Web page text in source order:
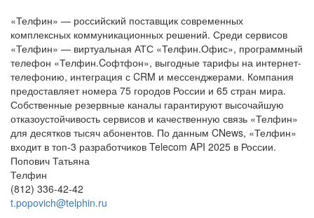
«Телфин» — российский поставщик современных
комплексных коммуникационных решений. Среди сервисов
«Телфин» — виртуальная АТС «Телфин.Офис», программный
телефон «Телфин.Cофтфон», выгодные тарифы на интернет-
телефонию, интеграция с CRM и мессенджерами. Компания
предоставляет номера 75 городов России и 65 стран мира.
Собственные резервные каналы гарантируют высочайшую
отказоустойчивость сервисов и качественную связь «Телфин»
для десятков тысяч абонентов. По данным CNews, «Телфин»
входит в топ-3 разработчиков Telecom API 2025 в России.
Попович Татьяна
Телфин
(812) 336-42-42
t.popovich@telphin.ru